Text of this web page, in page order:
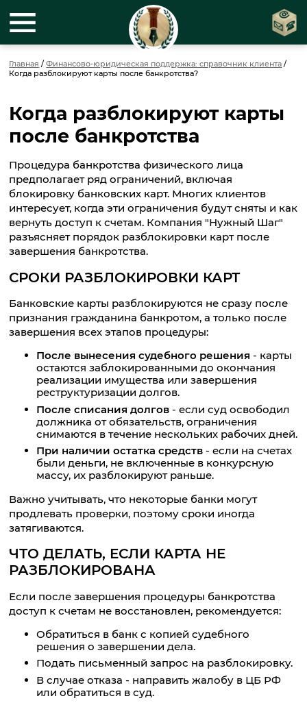
Главная /Финансово-юридическая поддержка: справочник клиента /
Когда разблокируют карты после банкротства?
Когда разблокируют карты
после банкротства
Процедура банкротства физического лица
предполагает ряд ограничений, включая
блокировку банковских карт. Многих клиентов
интересует, когда эти ограничения будут сняты и как
вернуть доступ к счетам. Компания "Нужный Шаг"
разъясняет порядок разблокировки карт после
завершения банкротства.
СРОКИ РАЗБЛОКИРОВКИ КАРТ
Банковские карты разблокируются не сразу после
признания гражданина банкротом, а только после
завершения всех этапов процедуры:
После вынесения судебного решения - карты
остаются заблокированными до окончания
реализации имущества или завершения
реструктуризации долгов.
После списания долгов - если суд освободил
должника от обязательств, ограничения
снимаются в течение нескольких рабочих дней.
При наличии остатка средств - если на счетах
были деньги, не включенные в конкурсную
массу, их разблокируют раньше.
Важно учитывать, что некоторые банки могут
продлевать проверки, поэтому сроки иногда
затягиваются.
ЧТО ДЕЛАТЬ, ЕСЛИ КАРТА НЕ
РАЗБЛОКИРОВАНА
Если после завершения процедуры банкротства
доступ к счетам не восстановлен, рекомендуется:
Обратиться в банк с копией судебного
решения о завершении дела.
Подать письменный запрос на разблокировку.
В случае отказа - направить жалобу в ЦБ РФ
или обратиться в суд.